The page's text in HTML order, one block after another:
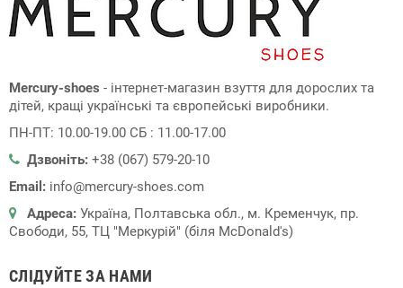
Mercury-shoes - інтернет-магазин взуття для дорослих та
дітей, кращі українські та європейські виробники.
ПН-ПТ: 10.00-19.00 СБ : 11.00-17.00
Дзвоніть: +38 (067) 579-20-10
Email: info@mercury-shoes.com
Адреса: Україна, Полтавська обл., м. Кременчук, пр.
Свободи, 55, ТЦ "Меркурій" (біля McDonald's)
СЛІДУЙТЕ ЗА НАМИ